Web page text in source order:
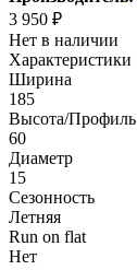
3 950 ₽
Нет в наличии
Характеристики
Ширина
185
Высота/Профиль
60
Диаметр
15
Сезонность
Летняя
Run on flat
Нет